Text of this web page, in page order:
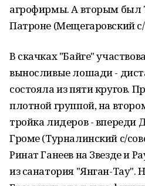
агрофирмы. А вторым был
Патроне (Мещегаровский с/
В скачках "Байге"
выносливые лошади -
состояла из пяти кругов.
плотной группой, на
тройка лидеров - впереди
Громе (Турналинский с/
Ринат Ганеев на Звезде и
из санатория "Янган-Тау".